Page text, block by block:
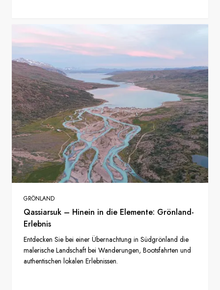
GRÖNLAND
Qassiarsuk – Hinein in die Elemente: Grönland-
Erlebnis
Entdecken Sie bei einer Übernachtung in Südgrönland die
malerische Landschaft bei Wanderungen, Bootsfahrten und
authentischen lokalen Erlebnissen.